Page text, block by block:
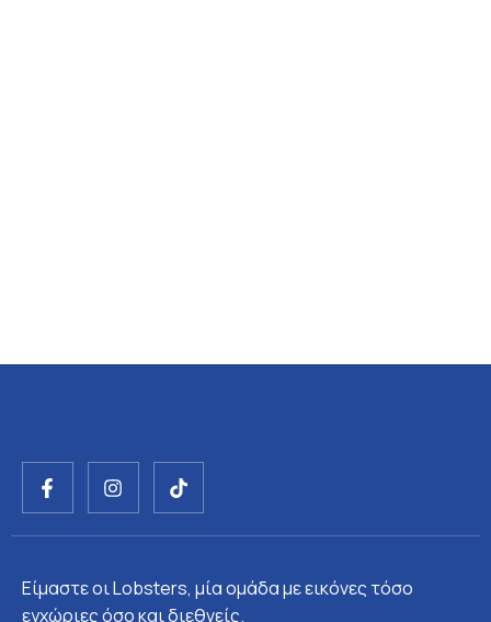
F
a
c
e
o
k
I
n
s
t
r
a
T
i
k
t
Είμαστε οι Lobsters, μία ομάδα με εικόνες τόσο
εγχώριες όσο και διεθνείς.